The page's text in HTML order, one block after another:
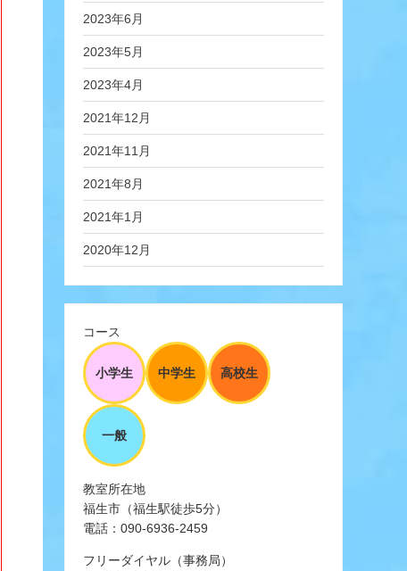
2023年6月
2023年5月
2023年4月
2021年12月
2021年11月
2021年8月
2021年1月
2020年12月
コース
小学生 中学生 高校生
一般
教室所在地
福生市（福生駅徒歩5分）
電話：090-6936-2459
フリーダイヤル（事務局）